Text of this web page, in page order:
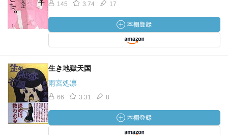
145 3.74 17
生き地獄天国
雨宮処凛
66 3.31 8